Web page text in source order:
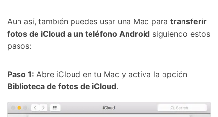
Aun así, también puedes usar una Mac para transferir
fotos de iCloud a un teléfono Android siguiendo estos
pasos:
Paso 1: Abre iCloud en tu Mac y activa la opción
Biblioteca de fotos de iCloud.